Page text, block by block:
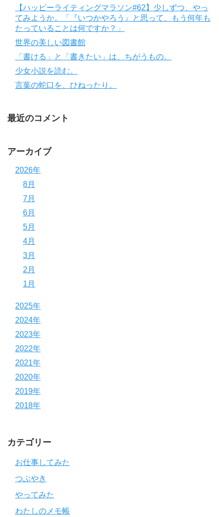
【ハッピーライティングマラソン#62】少しずつ、やっ
てみようか。「『いつかやろう』と思って、もう何年も
たっていることは何ですか？」
世界の美しい図書館
「書ける」と「書きたい」は、ちがうもの。
少女小説を読む。
言葉の蛇口を、ひねったり。
最近のコメント
アーカイブ
2026年
8月
7月
6月
5月
4月
3月
2月
1月
2025年
2024年
2023年
2022年
2021年
2020年
2019年
2018年
カテゴリー
お仕事してみた
つぶやき
やってみた
わたしのメモ帳